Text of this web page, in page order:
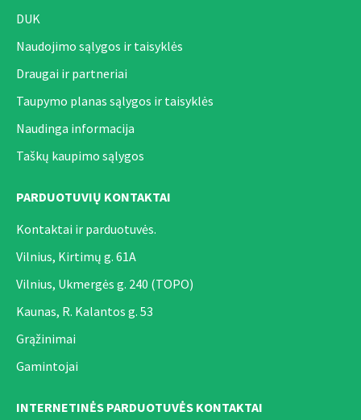
DUK
Naudojimo sąlygos ir taisyklės
Draugai ir partneriai
Taupymo planas sąlygos ir taisyklės
Naudinga informacija
Taškų kaupimo sąlygos
PARDUOTUVIŲ KONTAKTAI
Kontaktai ir parduotuvės.
Vilnius, Kirtimų g. 61A
Vilnius, Ukmergės g. 240 (TOPO)
Kaunas, R. Kalantos g. 53
Grąžinimai
Gamintojai
INTERNETINĖS PARDUOTUVĖS KONTAKTAI